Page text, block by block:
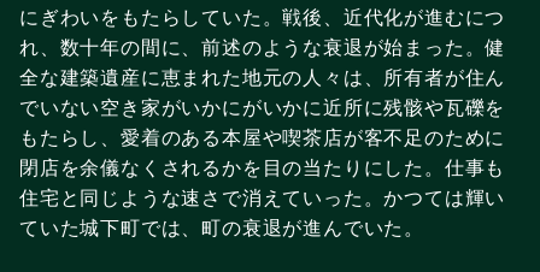
にぎわいをもたらしていた。戦後、近代化が進むにつ
れ、数十年の間に、前述のような衰退が始まった。健
全な建築遺産に恵まれた地元の人々は、所有者が住ん
でいない空き家がいかにがいかに近所に残骸や瓦礫を
もたらし、愛着のある本屋や喫茶店が客不足のために
閉店を余儀なくされるかを目の当たりにした。仕事も
住宅と同じような速さで消えていった。かつては輝い
ていた城下町では、町の衰退が進んでいた。